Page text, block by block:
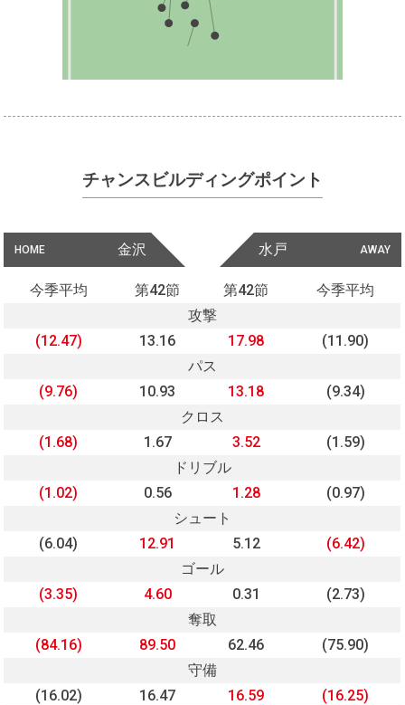
チャンスビルディングポイント
HOME 金沢 AWAY
水戸
今季平均 第42節 第42節
今季平均
攻撃
(12.47)
13.16 17.98
(11.90)
パス
(9.76)
10.93 13.18
(9.34)
クロス
(1.68)
1.67 3.52
(1.59)
ドリブル
(1.02)
0.56 1.28
(0.97)
シュート
(6.04)
12.91 5.12
(6.42)
ゴール
(3.35)
4.60 0.31
(2.73)
奪取
(84.16)
89.50 62.46
(75.90)
守備
(16.02)
16.47 16.59
(16.25)